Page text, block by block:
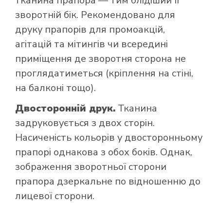
зворотній бік. Рекомендовано для
друку прапорів для промоакцій,
агітацій та мітингів чи всередині
приміщення де зворотня сторона не
проглядатиметься (кріплення на стіні,
на балконі тощо).
Двосторонній друк. Тканина
задруковується з двох сторін.
Насиченість кольорів у двосторонньому
прапорі однакова з обох боків. Однак,
зображення зворотньої сторони
прапора дзеркальне по відношенню до
лицевої сторони.